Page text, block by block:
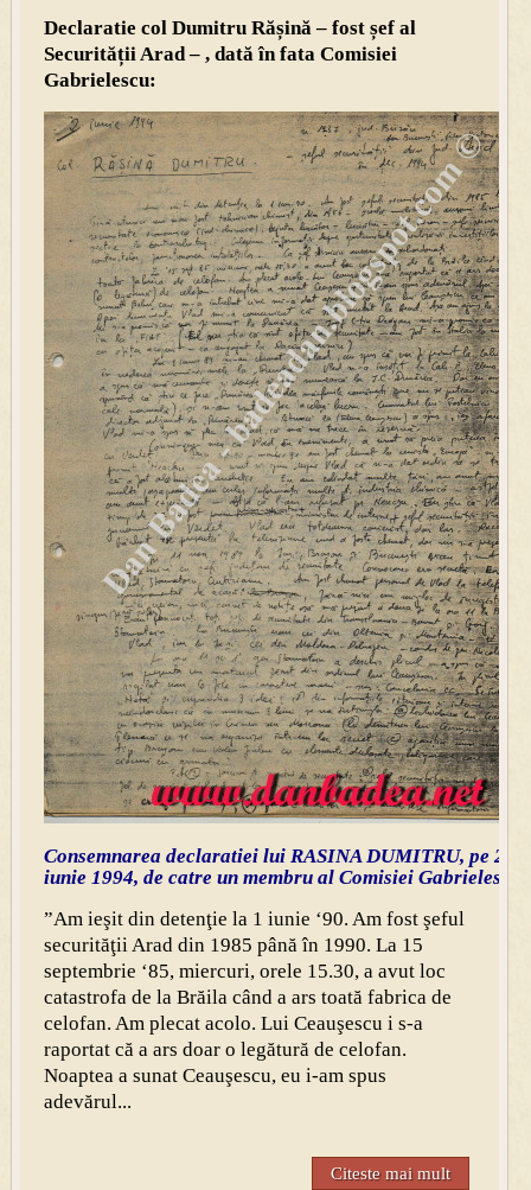
Declaratie col Dumitru Rășină – fost șef al
Securității Arad – , dată în fata Comisiei
Gabrielescu:
Consemnarea declaratiei lui RASINA DUMITRU, pe 2
iunie 1994, de catre un membru al Comisiei Gabrielescu
”Am ieşit din detenţie la 1 iunie ‘90. Am fost şeful
securităţii Arad din 1985 până în 1990. La 15
septembrie ‘85, miercuri, orele 15.30, a avut loc
catastrofa de la Brăila când a ars toată fabrica de
celofan. Am plecat acolo. Lui Ceauşescu i s-a
raportat că a ars doar o legătură de celofan.
Noaptea a sunat Ceauşescu, eu i-am spus
adevărul...
Citeste mai mult